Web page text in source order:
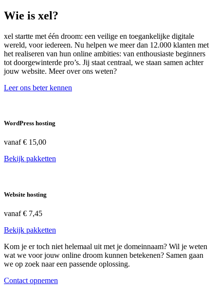
Wie is xel?
xel startte met één droom: een veilige en toegankelijke digitale
wereld, voor iedereen. Nu helpen we meer dan 12.000 klanten met
het realiseren van hun online ambities: van enthousiaste beginners
tot doorgewinterde pro’s. Jij staat centraal, we staan samen achter
jouw website. Meer over ons weten?
Leer ons beter kennen
WordPress hosting
vanaf€ 15,00
Bekijk pakketten
Website hosting
vanaf€ 7,45
Bekijk pakketten
Kom je er toch niet helemaal uit met je domeinnaam? Wil je weten
wat we voor jouw online droom kunnen betekenen? Samen gaan
we op zoek naar een passende oplossing.
Contact opnemen